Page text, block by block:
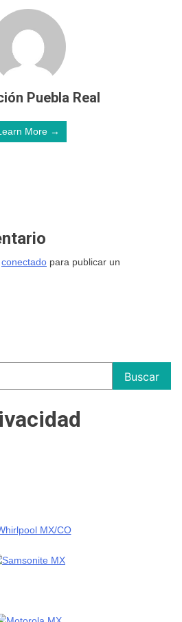
Puebla Real
More →
conectado para publicar un
Buscar